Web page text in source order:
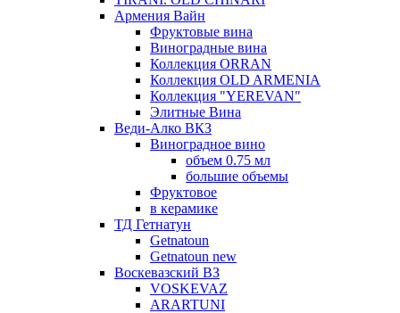
Армения Вайн
Фруктовые вина
Виноградные вина
Коллекция ORRAN
Коллекция OLD ARMENIA
Коллекция "YEREVAN"
Элитные Вина
Веди-Алко ВКЗ
Виноградное вино
объем 0.75 мл
большие объемы
Фруктовое
в керамике
ТД Гетнатун
Getnatoun
Getnatoun new
Воскевазский ВЗ
VOSKEVAZ
ARARTUNI